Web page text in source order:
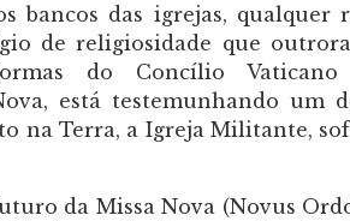
bancos das igrejas, qualquer
de religiosidade que outrora
do Concílio
está testemunhando um
na Terra, a Igreja Militante,
da Missa Nova (Novus